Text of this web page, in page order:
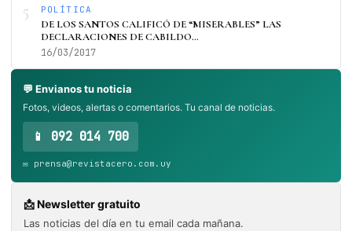
5 POLÍTICA
DE LOS SANTOS CALIFICÓ DE “MISERABLES” LAS
DECLARACIONES DE CABILDO…
16/03/2017
💬 Envianos tu noticia
Fotos, videos, alertas o comentarios. Tu canal de noticias.
📱 092 014 700
✉️ prensa@revistacero.com.uy
📩 Newsletter gratuito
Las noticias del día en tu email cada mañana.